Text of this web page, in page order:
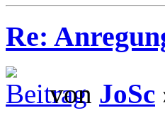
Re:
von JoSc